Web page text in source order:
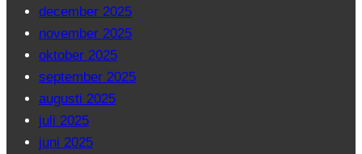
december 2025
november 2025
oktober 2025
september 2025
augusti 2025
juli 2025
juni 2025